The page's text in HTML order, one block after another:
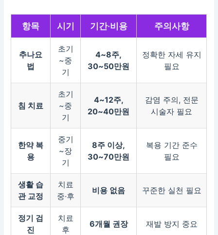
항목 시기 기간·비용 주의사항
추나요
법
초기
~중
기
4~8주,
30~50만원
정확한 자세 유지
필요
침 치료
초기
~중
기
4~12주,
20~40만원
감염 주의, 전문
시술자 필요
한약 복
용
중기
~장
기
8주 이상,
30~70만원
복용 기간 준수
필요
생활 습
관 교정
치료
중·후
비용 없음 꾸준한 실천 필요
정기 검
진
치료
후
6개월 권장 재발 방지 중요